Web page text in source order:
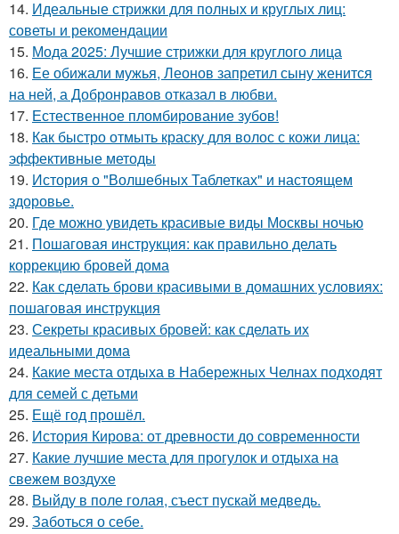
14. Идеальные стрижки для полных и круглых лиц:
советы и рекомендации
15. Мода 2025: Лучшие стрижки для круглого лица
16. Ее обижали мужья, Леонов запретил сыну женится
на ней, а Добронравов отказал в любви.
17. Естественное пломбирование зубов!
18. Как быстро отмыть краску для волос с кожи лица:
эффективные методы
19. История о "Волшебных Таблетках" и настоящем
здоровье.
20. Где можно увидеть красивые виды Москвы ночью
21. Пошаговая инструкция: как правильно делать
коррекцию бровей дома
22. Как сделать брови красивыми в домашних условиях:
пошаговая инструкция
23. Секреты красивых бровей: как сделать их
идеальными дома
24. Какие места отдыха в Набережных Челнах подходят
для семей с детьми
25. Ещё год прошёл.
26. История Кирова: от древности до современности
27. Какие лучшие места для прогулок и отдыха на
свежем воздухе
28. Выйду в поле голая, съест пускай медведь.
29. Заботься о себе.